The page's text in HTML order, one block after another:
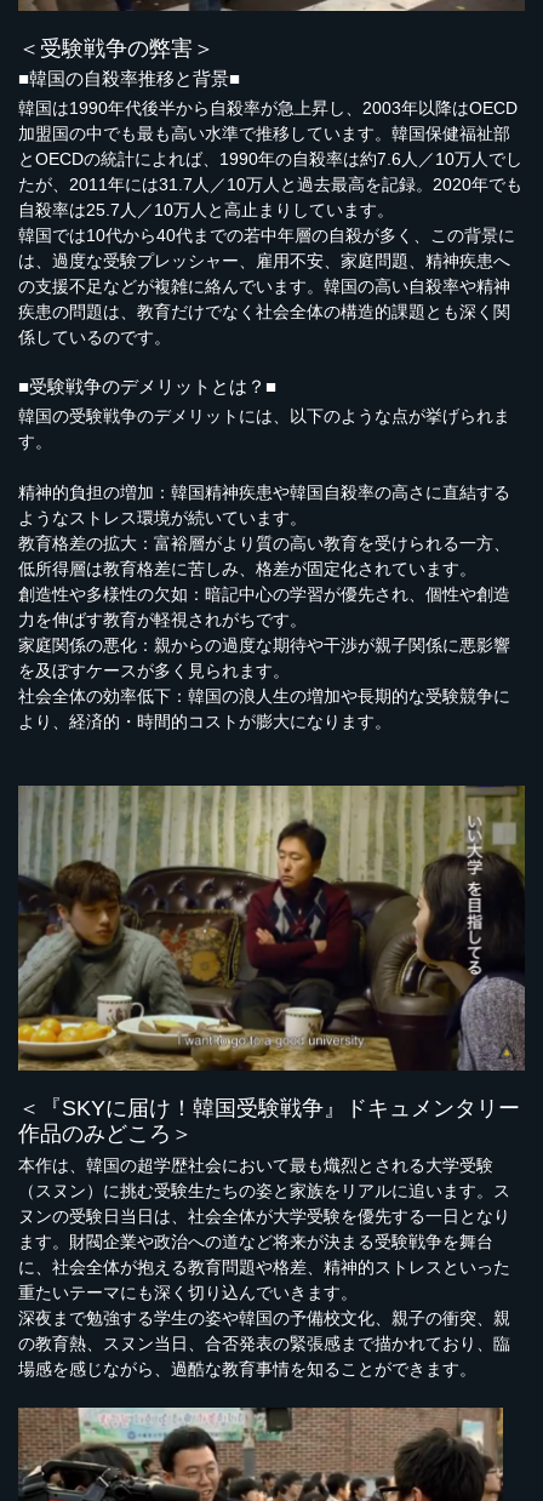
＜受験戦争の弊害＞
■韓国の自殺率推移と背景■
韓国は1990年代後半から自殺率が急上昇し、2003年以降はOECD
加盟国の中でも最も高い水準で推移しています。韓国保健福祉部
とOECDの統計によれば、1990年の自殺率は約7.6人／10万人でし
たが、2011年には31.7人／10万人と過去最高を記録。2020年でも
自殺率は25.7人／10万人と高止まりしています。
韓国では10代から40代までの若中年層の自殺が多く、この背景に
は、過度な受験プレッシャー、雇用不安、家庭問題、精神疾患へ
の支援不足などが複雑に絡んでいます。韓国の高い自殺率や精神
疾患の問題は、教育だけでなく社会全体の構造的課題とも深く関
係しているのです。
■受験戦争のデメリットとは？■
韓国の受験戦争のデメリットには、以下のような点が挙げられま
す。
精神的負担の増加：韓国精神疾患や韓国自殺率の高さに直結する
ようなストレス環境が続いています。
教育格差の拡大：富裕層がより質の高い教育を受けられる一方、
低所得層は教育格差に苦しみ、格差が固定化されています。
創造性や多様性の欠如：暗記中心の学習が優先され、個性や創造
力を伸ばす教育が軽視されがちです。
家庭関係の悪化：親からの過度な期待や干渉が親子関係に悪影響
を及ぼすケースが多く見られます。
社会全体の効率低下：韓国の浪人生の増加や長期的な受験競争に
より、経済的・時間的コストが膨大になります。
＜『SKYに届け！韓国受験戦争』ドキュメンタリー
作品のみどころ＞
本作は、韓国の超学歴社会において最も熾烈とされる大学受験
（スヌン）に挑む受験生たちの姿と家族をリアルに追います。ス
ヌンの受験日当日は、社会全体が大学受験を優先する一日となり
ます。財閥企業や政治への道など将来が決まる受験戦争を舞台
に、社会全体が抱える教育問題や格差、精神的ストレスといった
重たいテーマにも深く切り込んでいきます。
深夜まで勉強する学生の姿や韓国の予備校文化、親子の衝突、親
の教育熱、スヌン当日、合否発表の緊張感まで描かれており、臨
場感を感じながら、過酷な教育事情を知ることができます。